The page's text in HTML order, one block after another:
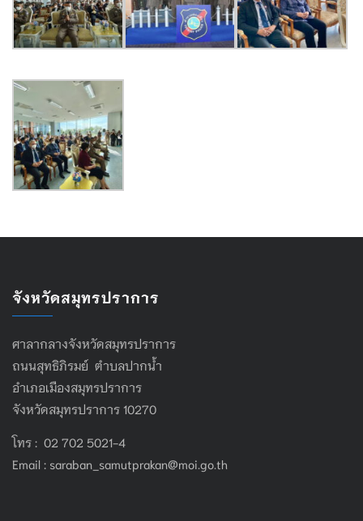
จังหวัดสมุทรปราการ
ศาลากลางจังหวัดสมุทรปราการ
ถนนสุทธิภิรมย์ ตำบลปากน้ำ
อำเภอเมืองสมุทรปราการ
จังหวัดสมุทรปราการ 10270
โทร : 02 702 5021-4
Email : saraban_samutprakan@moi.go.th